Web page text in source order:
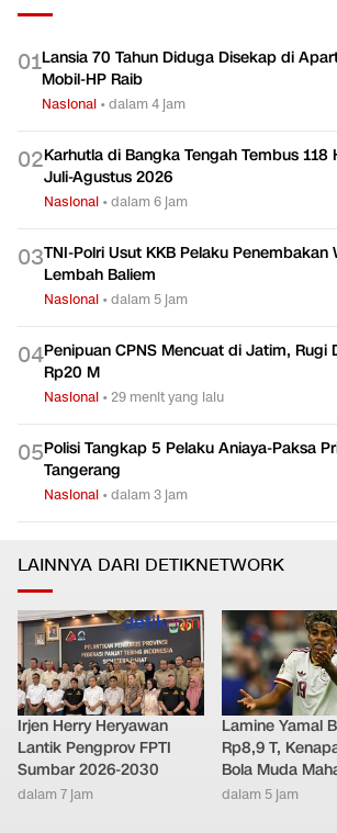
01Lansia 70 Tahun Diduga Disekap di
Mobil-HP Raib
Nasional •dalam 4 jam
02Karhutla di Bangka Tengah Tembus 118
Juli-Agustus 2026
Nasional •dalam 6 jam
03TNI-Polri Usut KKB Pelaku Penembakan
Lembah Baliem
Nasional •dalam 5 jam
04Penipuan CPNS Mencuat di Jatim, Rugi
Rp20 M
Nasional •29 menit yang lalu
05Polisi Tangkap 5 Pelaku Aniaya-Paksa
Tangerang
Nasional •dalam 3 jam
LAINNYA DARI DETIKNETWORK
Irjen Herry Heryawan
Lantik Pengprov FPTI
Sumbar 2026-2030
dalam 7 jam
Lamine Yamal
Rp8,9 T,
Bola Muda
dalam 5 jam